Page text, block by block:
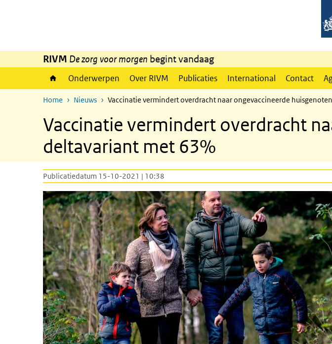
RIVM De zorg voor morgen begint vandaag
Onderwerpen Over RIVM Publicaties International Contact
Home Nieuws Vaccinatie vermindert overdracht naar ongevaccineerde
Vaccinatie vermindert overdracht
deltavariant met 63%
Publicatiedatum 15-10-2021 | 10:38